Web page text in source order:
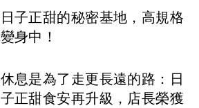
日子正甜的秘密基地，高規格
變身中！
休息是為了走更長遠的路：日
子正甜食安再升級，店長榮獲